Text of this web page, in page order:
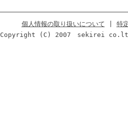
個人情報の取り扱いについて
特
Copyright (C) 2007 sekirei